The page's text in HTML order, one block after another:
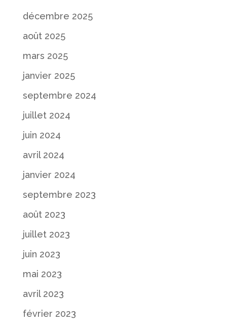
décembre 2025
août 2025
mars 2025
janvier 2025
septembre 2024
juillet 2024
juin 2024
avril 2024
janvier 2024
septembre 2023
août 2023
juillet 2023
juin 2023
mai 2023
avril 2023
février 2023